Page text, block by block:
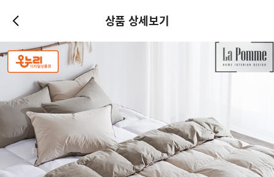
상품 상세보기